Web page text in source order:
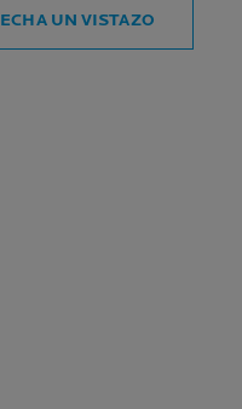
ECHA UN VISTAZO